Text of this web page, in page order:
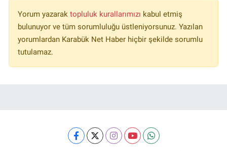
Yorum yazarak topluluk kurallarımızı kabul etmiş
bulunuyor ve tüm sorumluluğu üstleniyorsunuz. Yazılan
yorumlardan Karabük Net Haber hiçbir şekilde sorumlu
tutulamaz.